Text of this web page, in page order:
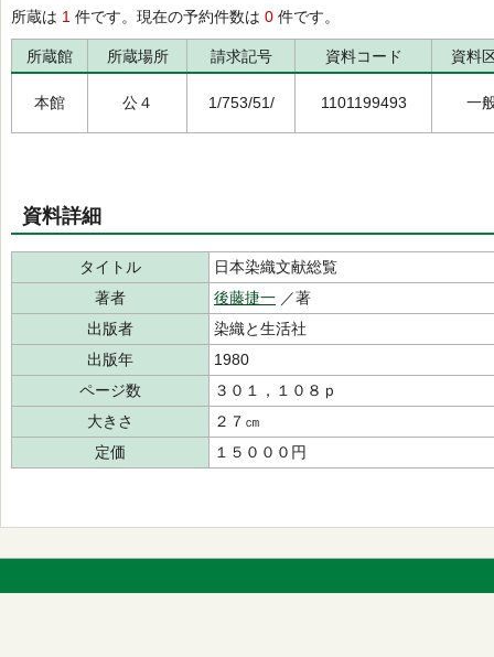
所蔵は 1 件です。現在の予約件数は 0 件です。
所蔵館 所蔵場所 請求記号 資料コード 資料
本館 公４ 1/753/51/ 1101199493 一
資料詳細
タイトル
日本染織文献総覧
著者
後藤捷一 ／著
出版者
染織と生活社
出版年
1980
ページ数
３０１，１０８ｐ
大きさ
２７㎝
定価
１５０００円